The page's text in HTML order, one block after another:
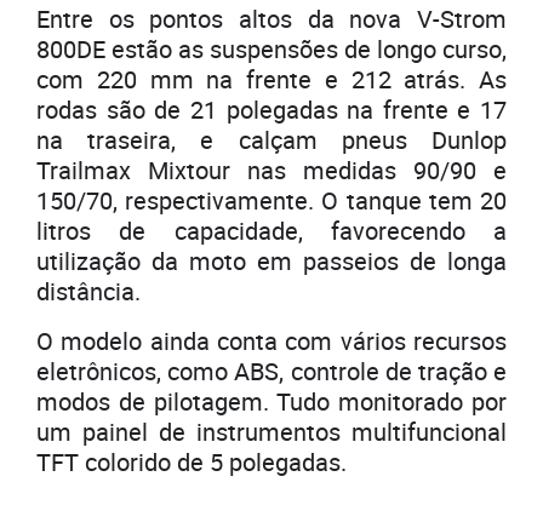
Entre os pontos altos da nova V-Strom
800DE estão as suspensões de longo curso,
com 220 mm na frente e 212 atrás. As
rodas são de 21 polegadas na frente e 17
na traseira, e calçam pneus Dunlop
Trailmax Mixtour nas medidas 90/90 e
150/70, respectivamente. O tanque tem 20
litros de capacidade, favorecendo a
utilização da moto em passeios de longa
distância.
O modelo ainda conta com vários recursos
eletrônicos, como ABS, controle de tração e
modos de pilotagem. Tudo monitorado por
um painel de instrumentos multifuncional
TFT colorido de 5 polegadas.